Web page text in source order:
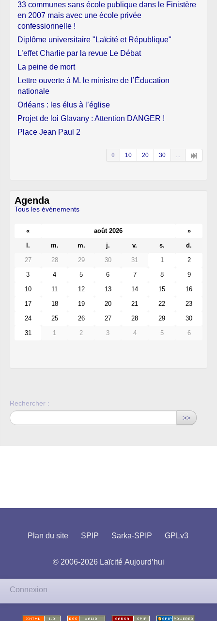
33 communes sans école publique dans le Finistère
en 2007 mais avec une école privée
confessionnelle !
Diplôme universitaire "Laïcité et République"
L’effet Charlie par la revue Le Débat
La peine de mort
Lettre ouverte à M. le ministre de l’Éducation
nationale
Orléans : les élus à l’église
Projet de loi Glavany : Attention DANGER !
Place Jean Paul 2
0 10 20 30 ...
Agenda
Tous les événements
« août 2026
»
l.
m. m. j. v. s.
d.
27
28 29 30 31 1
2
3
4 5 6 7 8
9
10
11 12 13 14 15
16
17
18 19 20 21 22
23
24
25 26 27 28 29
30
31
1 2 3 4 5 6
Rechercher :
>>
Plan du site SPIP Sarka-SPIP GPLv3
© 2006-2026 Laïcité Aujourd’hui
Connexion